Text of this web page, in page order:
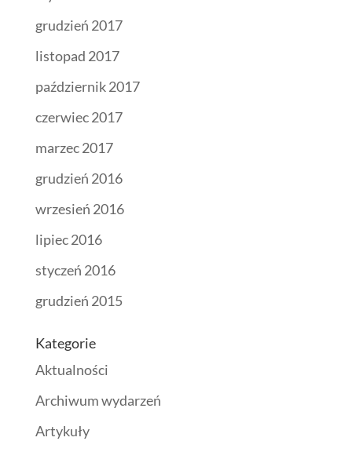
grudzień 2017
listopad 2017
październik 2017
czerwiec 2017
marzec 2017
grudzień 2016
wrzesień 2016
lipiec 2016
styczeń 2016
grudzień 2015
Kategorie
Aktualności
Archiwum wydarzeń
Artykuły